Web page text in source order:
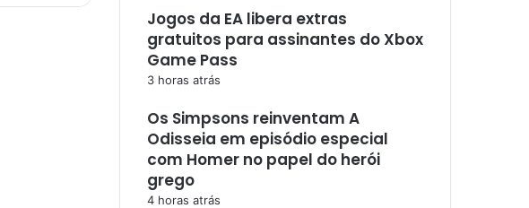
Jogos da EA libera extras
gratuitos para assinantes do Xbox
Game Pass
3 horas atrás
Os Simpsons reinventam A
Odisseia em episódio especial
com Homer no papel do herói
grego
4 horas atrás